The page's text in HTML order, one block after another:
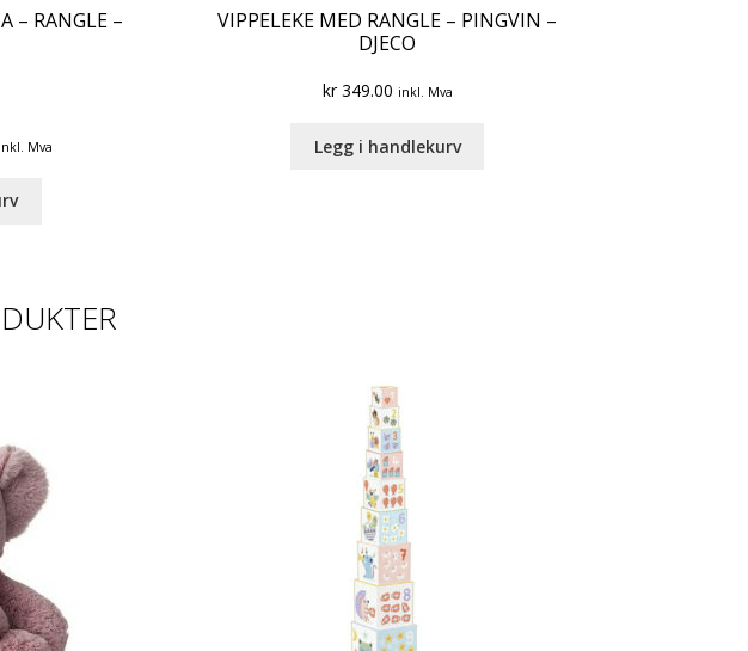
– RANGLE –
Current
inkl. Mva
VIPPELEKE MED RANGLE – PINGVIN –
DJECO
kr349.00 inkl. Mva
Legg i handlekurv